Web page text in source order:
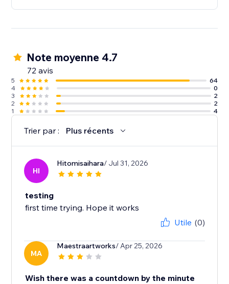
Note moyenne 4.7
72 avis
5
64
4
0
3
2
2
2
1
4
Trier par : Plus récents
HI
Hitomisaihara/ Jul 31, 2026
testing
first time trying. Hope it works
Utile (0)
MA
Maestraartworks/ Apr 25, 2026
Wish there was a countdown by the minute